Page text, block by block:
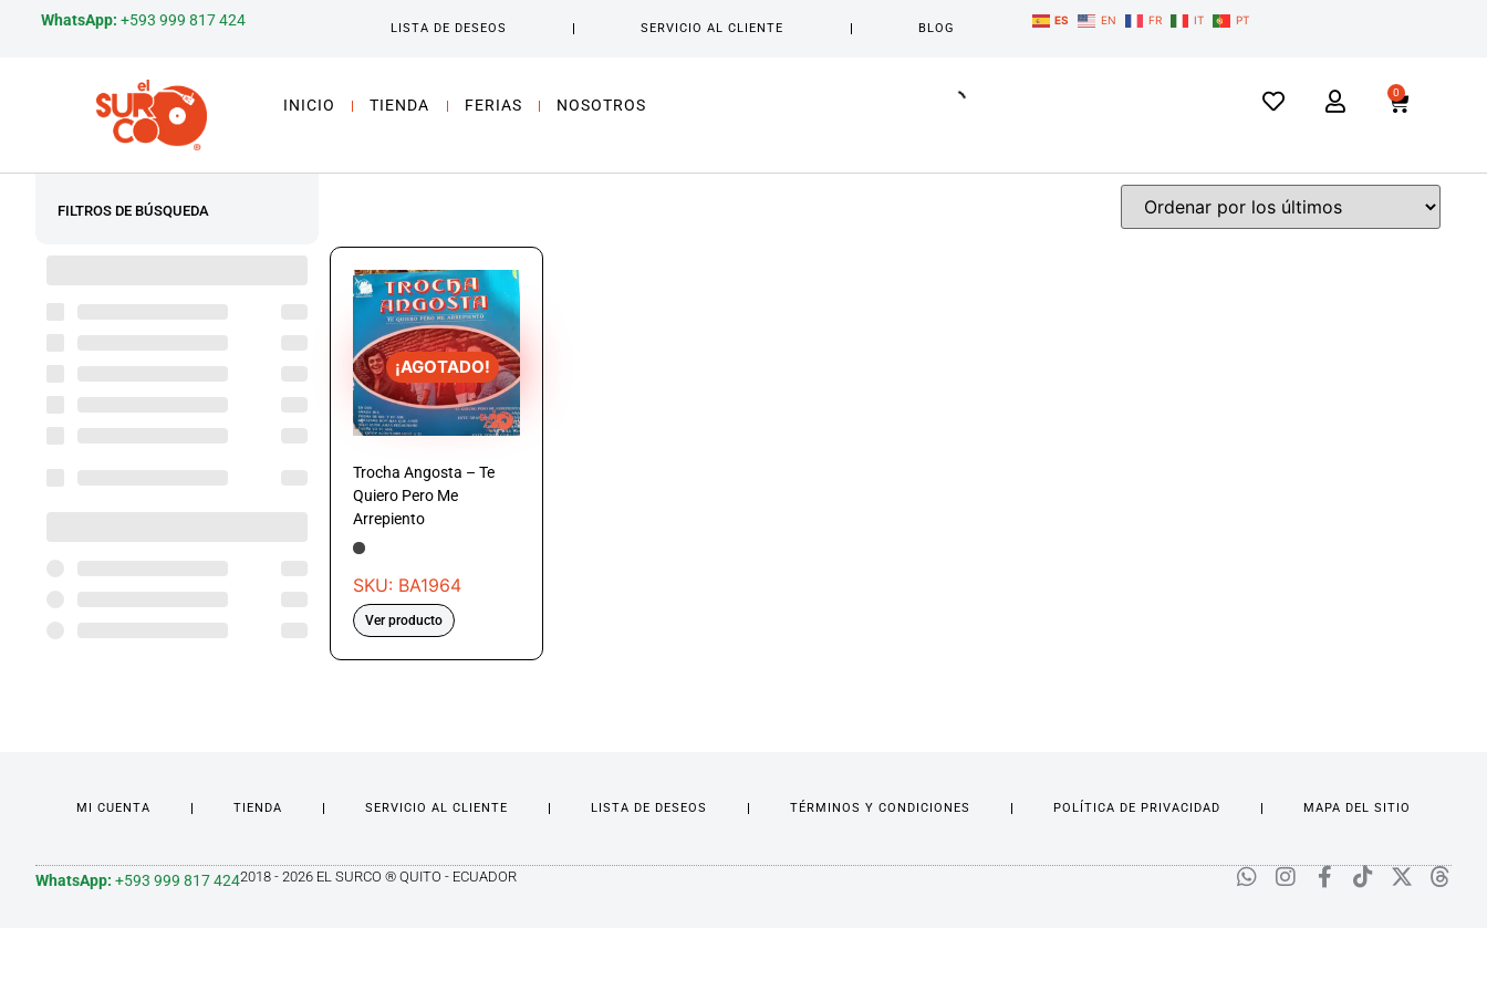
WhatsApp: +593 999 817 424 LISTA DE DESEOS SERVICIO AL CLIENTE BLOG
ES EN FR IT PT
INICIO TIENDA FERIAS NOSOTROS
0
FILTROS DE BÚSQUEDA
¡AGOTADO!
Trocha Angosta – Te
Quiero Pero Me
Arrepiento
SKU: BA1964
Ver producto
MI CUENTA TIENDA SERVICIO AL CLIENTE LISTA DE DESEOS TÉRMINOS Y CONDICIONES POLÍTICA DE PRIVACIDAD MAPA DEL SITIO
WhatsApp: +593 999 817 4242018 - 2026 EL SURCO ® QUITO - ECUADOR